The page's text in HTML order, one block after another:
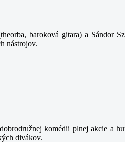
baroková gitara) a Sándor
nástrojov.
komédii plnej akcie a
divákov.